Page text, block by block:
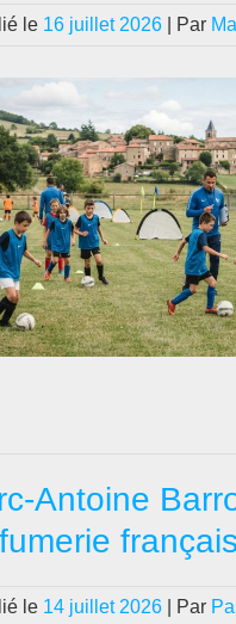
le 16 juillet 2026 | Par
Antoine
le 14 juillet 2026 | Par